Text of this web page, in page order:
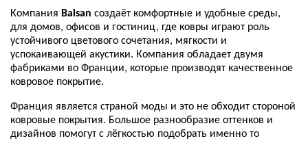
Компания Balsan создаёт комфортные и удобные среды,
для домов, офисов и гостиниц, где ковры играют роль
устойчивого цветового сочетания, мягкости и
успокаивающей акустики. Компания обладает двумя
фабриками во Франции, которые производят качественное
ковровое покрытие.
Франция является страной моды и это не обходит стороной
ковровые покрытия. Большое разнообразие оттенков и
дизайнов помогут с лёгкостью подобрать именно то